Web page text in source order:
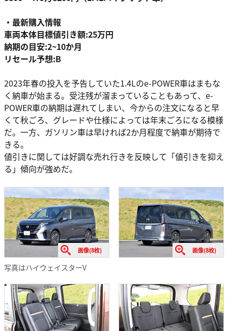
・最新購入情報
車両本体目標値引き額:25万円
納期の目安:2~10か月
リセール予想:B
2023年春の投入を予告していた1.4Lのe-POWER車はまもな
く納車が始まる。受注残が溜まっていることもあって、e-
POWER車の納期は遅れてしまい、今からの注文になると早
くて秋ごろ、グレードや仕様によっては年末ごろになる模様
だ。一方、ガソリン車は早ければ2か月程度で納車が期待で
きる。
値引きに関しては好調な売れ行きを反映して「値引きを抑え
る」傾向が強めだ。
画像(8枚) 画像(8枚)
写真はハイウェイスターV